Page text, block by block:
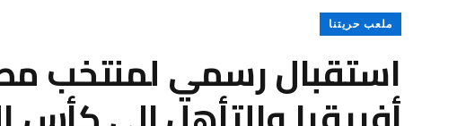
ملعب حريتنا
استقبال رسمي لمنتخب مصر